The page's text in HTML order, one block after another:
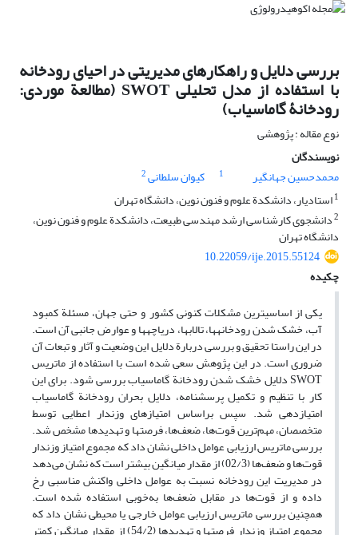
بررسی دلایل و راهکارهای مدیریتی در احیای رودخانه
با استفاده از مدل تحلیلی SWOT (مطالعة موردی:
رودخانۀ گاماسیاب)
نوع مقاله : پژوهشی
نویسندگان
محمدحسین جهانگیر
1 کیوان سلطانی2
1استادیار، دانشکدة علوم و فنون نوین، دانشگاه تهران
2دانشجوی کارشناسی ارشد مهندسی طبیعت، دانشکدة علوم و فنون نوین،
دانشگاه تهران
10.22059/ije.2015.55124
چکیده
یکی از اساسی­ترین مشکلات کنونی کشور و حتی جهان، مسئلة­ کمبود
آب، خشک شدن رودخانه­ها، تالاب­ها، دریاچه­ها و عوارض جانبی آن است.
در این راستا تحقیق و بررسی دربارة دلایل این وضعیت و آثار و تبعات آن
ضروری است. در این پژوهش سعی شده است با استفاده از ماتریس
SWOT دلایل خشک شدن رودخانة گاماسیاب بررسی شود. برای این
کار با تنظیم و تکمیل پرسشنامه، دلایل بحران رودخانة­ گاماسیاب
امتیازدهی شد. سپس براساس امتیاز­های وزن­دار اعطایی توسط
متخصصان، مهم‌ترین قوت‌ها، ضعف‌ها، فرصت­ها و تهدید­ها مشخص شد.
بررسی ماتریس ارزیابی عوامل داخلی نشان داد که مجموع امتیاز وزن­دار
قوت‌ها و ضعف‌ها (02/3) از مقدار میانگین بیشتر است که نشان می‌دهد
در مدیریت این رودخانه نسبت به عوامل داخلی واکنش مناسبی رخ
داده و از قوت‌ها در مقابل ضعف‌ها به‌خوبی استفاده شده است.
همچنین بررسی ماتریس ارزیابی عوامل خارجی یا محیطی نشان داد که